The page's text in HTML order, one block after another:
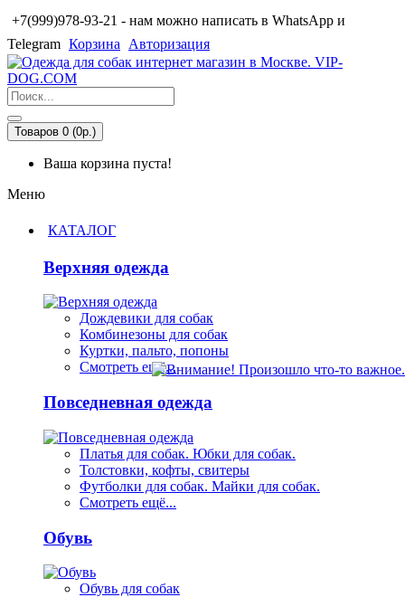
+7(999)978-93-21 - нам можно написать в WhatsApp и
Telegram Корзина Авторизация
Товаров 0 (0р.)
Ваша корзина пуста!
Меню
КАТАЛОГ
Верхняя одежда
Дождевики для собак
Комбинезоны для собак
Куртки, пальто, попоны
Смотреть ещё...
Повседневная одежда
Платья для собак. Юбки для собак.
Толстовки, кофты, свитеры
Футболки для собак. Майки для собак.
Смотреть ещё...
Обувь
Обувь для собак